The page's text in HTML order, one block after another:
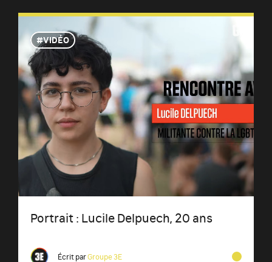
VIDÉO
Portrait : Lucile Delpuech, 20 ans
Écrit parGroupe 3E